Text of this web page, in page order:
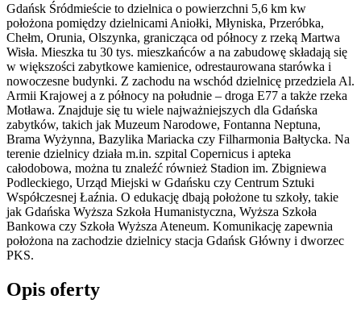
Gdańsk Śródmieście to dzielnica o powierzchni 5,6 km kw
położona pomiędzy dzielnicami Aniołki, Młyniska, Przeróbka,
Chełm, Orunia, Olszynka, granicząca od północy z rzeką Martwa
Wisła. Mieszka tu 30 tys. mieszkańców a na zabudowę składają się
w większości zabytkowe kamienice, odrestaurowana starówka i
nowoczesne budynki. Z zachodu na wschód dzielnicę przedziela Al.
Armii Krajowej a z północy na południe – droga E77 a także rzeka
Motława. Znajduje się tu wiele najważniejszych dla Gdańska
zabytków, takich jak Muzeum Narodowe, Fontanna Neptuna,
Brama Wyżynna, Bazylika Mariacka czy Filharmonia Bałtycka. Na
terenie dzielnicy działa m.in. szpital Copernicus i apteka
całodobowa, można tu znaleźć również Stadion im. Zbigniewa
Podleckiego, Urząd Miejski w Gdańsku czy Centrum Sztuki
Współczesnej Łaźnia. O edukację dbają położone tu szkoły, takie
jak Gdańska Wyższa Szkoła Humanistyczna, Wyższa Szkoła
Bankowa czy Szkoła Wyższa Ateneum. Komunikację zapewnia
położona na zachodzie dzielnicy stacja Gdańsk Główny i dworzec
PKS.
Opis oferty